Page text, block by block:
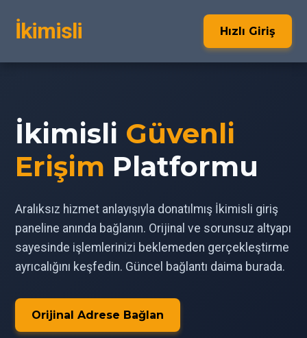
İkimisli Hızlı Giriş
İkimisli Güvenli
Erişim Platformu
Aralıksız hizmet anlayışıyla donatılmış İkimisli giriş
paneline anında bağlanın. Orijinal ve sorunsuz altyapı
sayesinde işlemlerinizi beklemeden gerçekleştirme
ayrıcalığını keşfedin. Güncel bağlantı daima burada.
Orijinal Adrese Bağlan